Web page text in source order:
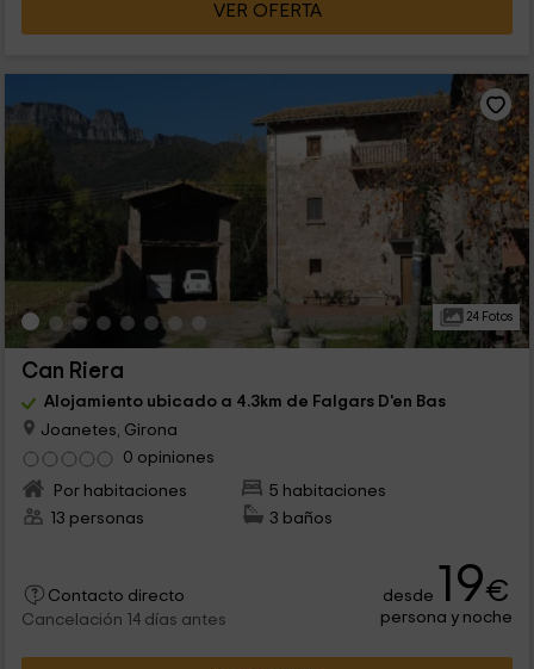
VER OFERTA
24 Fotos
Can Riera
Alojamiento ubicado a 4.3km de Falgars D'en Bas
Joanetes, Girona
0 opiniones
Por habitaciones
5 habitaciones
13 personas
3 baños
Contacto directo
Cancelación 14 días antes
desde 19€
persona y noche